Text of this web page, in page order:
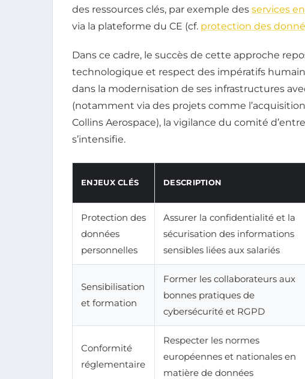
des ressources clés, par exemple des services
via la plateforme du CE (cf. protection des
Dans ce cadre, le succès de cette approche
technologique et respect des impératifs
dans la modernisation de ses infrastructures
(notamment via des projets comme
Collins Aerospace), la vigilance du comité
s’intensifie.
ENJEUX CLÉS DESCRIPTION
Protection des
données
personnelles
Assurer la confidentialité et la
sécurisation des informations
sensibles liées aux salariés
Sensibilisation
et formation
Former les collaborateurs aux
bonnes pratiques de
cybersécurité et RGPD
Conformité
réglementaire
Respecter les normes
européennes et nationales en
matière de données